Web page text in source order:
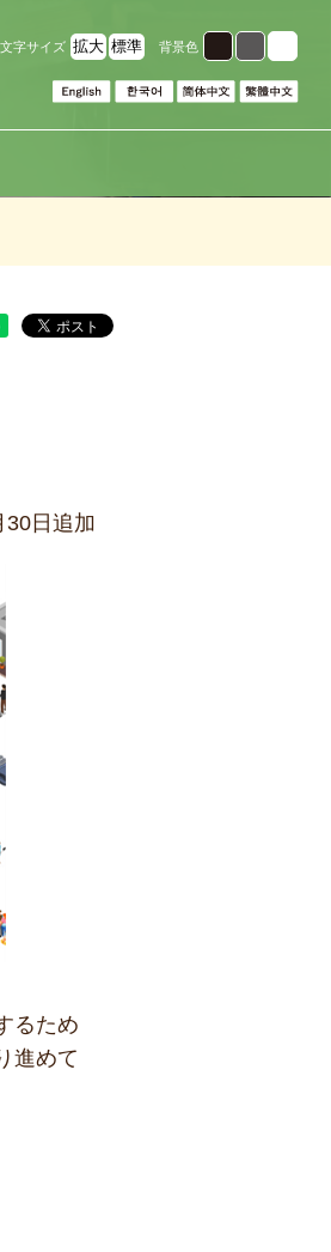
文字サイズ 拡大 標準 背景色
30日追加
るため
進めて